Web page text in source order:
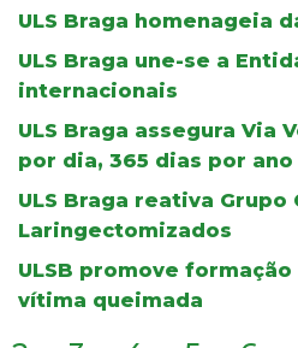
ULS Braga homenageia
ULS Braga une-se a
internacionais
ULS Braga assegura Via
por dia, 365 dias por ano
ULS Braga reativa Grupo
Laringectomizados
ULSB promove
vítima queimada